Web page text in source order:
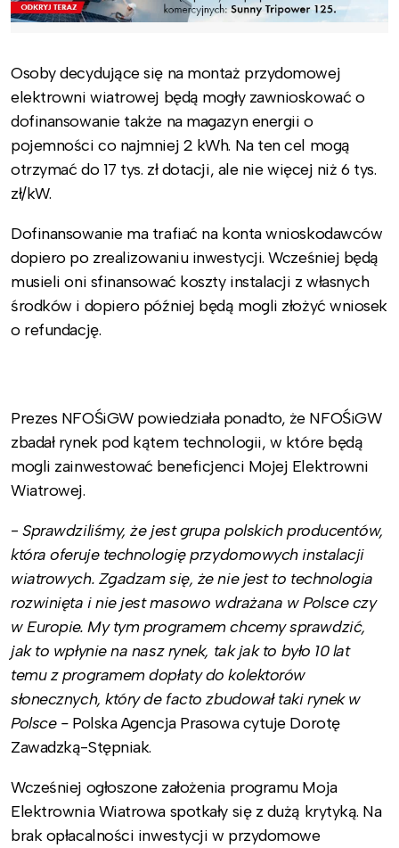
Osoby decydujące się na montaż przydomowej
elektrowni wiatrowej będą mogły zawnioskować o
dofinansowanie także na magazyn energii o
pojemności co najmniej 2 kWh. Na ten cel mogą
otrzymać do 17 tys. zł dotacji, ale nie więcej niż 6 tys.
zł/kW.
Dofinansowanie ma trafiać na konta wnioskodawców
dopiero po zrealizowaniu inwestycji. Wcześniej będą
musieli oni sfinansować koszty instalacji z własnych
środków i dopiero później będą mogli złożyć wniosek
o refundację.
Prezes NFOŚiGW powiedziała ponadto, że NFOŚiGW
zbadał rynek pod kątem technologii, w które będą
mogli zainwestować beneficjenci Mojej Elektrowni
Wiatrowej.
- Sprawdziliśmy, że jest grupa polskich producentów,
która oferuje technologię przydomowych instalacji
wiatrowych. Zgadzam się, że nie jest to technologia
rozwinięta i nie jest masowo wdrażana w Polsce czy
w Europie. My tym programem chcemy sprawdzić,
jak to wpłynie na nasz rynek, tak jak to było 10 lat
temu z programem dopłaty do kolektorów
słonecznych, który de facto zbudował taki rynek w
Polsce -Polska Agencja Prasowa cytuje Dorotę
Zawadzką-Stępniak.
Wcześniej ogłoszone założenia programu Moja
Elektrownia Wiatrowa spotkały się z dużą krytyką. Na
brak opłacalności inwestycji w przydomowe